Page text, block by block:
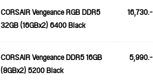
CORSAIR Vengeance RGB DDR5
32GB (16GBx2) 6400 Black
16,730.-
CORSAIR Vengeance DDR5 16GB
(8GBx2) 5200 Black
5,990.-